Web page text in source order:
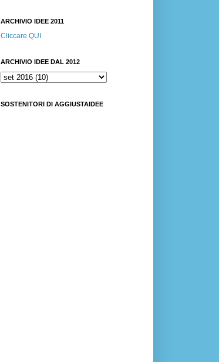
ARCHIVIO IDEE 2011
Cliccare QUI
ARCHIVIO IDEE DAL 2012
SOSTENITORI DI AGGIUSTAIDEE